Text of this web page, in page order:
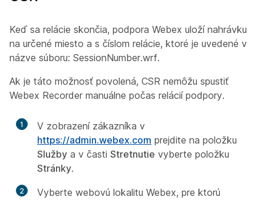
Keď sa relácie skončia, podpora Webex uloží nahrávku
na určené miesto a s číslom relácie, ktoré je uvedené v
názve súboru: SessionNumber.wrf.
Ak je táto možnosť povolená, CSR nemôžu spustiť
Webex Recorder manuálne počas relácií podpory.
1
V zobrazení zákazníka v
https://admin.webex.com prejdite na položku
Služby a v časti Stretnutie vyberte položku
Stránky.
2
Vyberte webovú lokalitu Webex, pre ktorú